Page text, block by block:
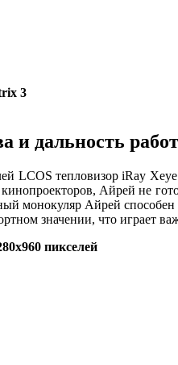
3
и дальность
тепловизор iRay Xeye
кинопроекторов, Айрей не
монокуляр Айрей
значении, что играет
пикселей